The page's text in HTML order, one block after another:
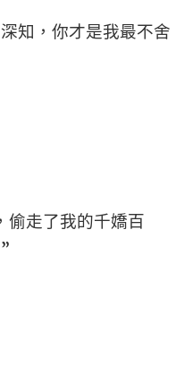
知，你才是我最不舍
偷走了我的千嬌百